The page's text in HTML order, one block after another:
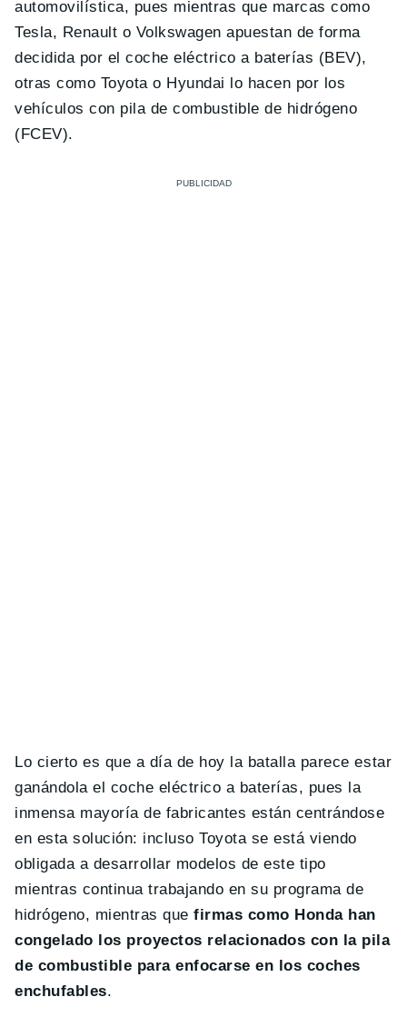
automovilística, pues mientras que marcas como
Tesla, Renault o Volkswagen apuestan de forma
decidida por el coche eléctrico a baterías (BEV),
otras como Toyota o Hyundai lo hacen por los
vehículos con pila de combustible de hidrógeno
(FCEV).
Lo cierto es que a día de hoy la batalla parece estar
ganándola el coche eléctrico a baterías, pues la
inmensa mayoría de fabricantes están centrándose
en esta solución: incluso Toyota se está viendo
obligada a desarrollar modelos de este tipo
mientras continua trabajando en su programa de
hidrógeno, mientras quefirmas como Honda han
congelado los proyectos relacionados con la pila
de combustible para enfocarse en los coches
enchufables.